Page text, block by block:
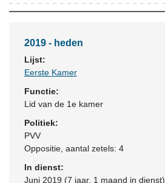
2019 - heden
Lijst:
Eerste Kamer
Functie:
Lid van de 1e kamer
Politiek:
PVV
Oppositie , aantal zetels: 4
In dienst:
Juni 2019 (7 jaar, 1 maand in dienst)